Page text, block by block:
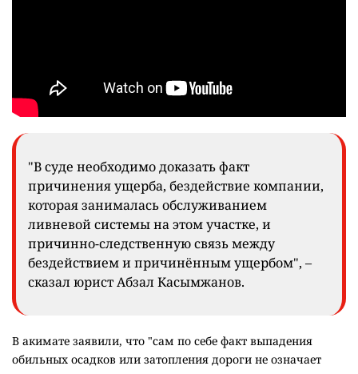
"В суде необходимо доказать факт
причинения ущерба, бездействие компании,
которая занималась обслуживанием
ливневой системы на этом участке, и
причинно-следственную связь между
бездействием и причинённым ущербом", –
сказал юрист Абзал Касымжанов.
В акимате заявили, что "сам по себе факт выпадения
обильных осадков или затопления дороги не означает